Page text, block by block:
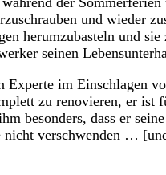
und wieder
herumzubasteln und sie
seinen
im Einschlagen
zu renovieren, er ist
besonders, dass er
verschwenden …